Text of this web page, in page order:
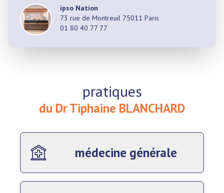
ipso Nation
73 rue de Montreuil 75011 Paris
01 80 40 77 77
pratiques
du Dr Tiphaine BLANCHARD
médecine générale